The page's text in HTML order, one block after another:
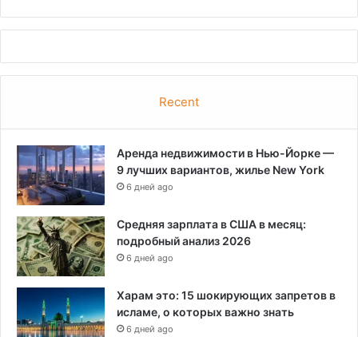
т
Recent
Аренда недвижимости в Нью-Йорке —
9 лучших вариантов, жилье New York
6 дней ago
Средняя зарплата в США в месяц:
подробный анализ 2026
6 дней ago
Харам это: 15 шокирующих запретов в
исламе, о которых важно знать
6 дней ago